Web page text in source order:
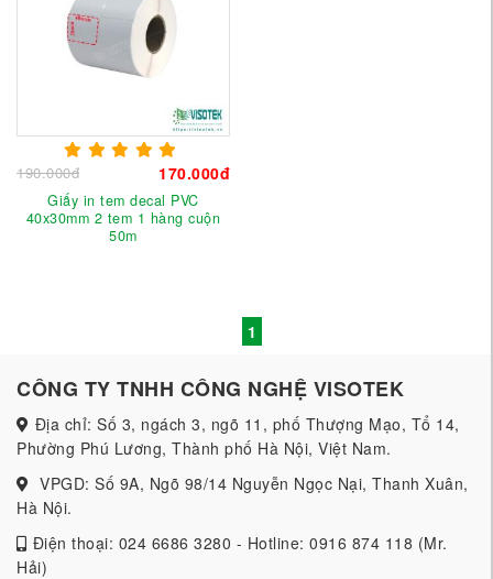
190.000đ 170.000đ
Giấy in tem decal PVC
40x30mm 2 tem 1 hàng cuộn
50m
1
CÔNG TY TNHH CÔNG NGHỆ VISOTEK
Địa chỉ: Số 3, ngách 3, ngõ 11, phố Thượng Mạo, Tổ 14,
Phường Phú Lương, Thành phố Hà Nội, Việt Nam.
VPGD: Số 9A, Ngõ 98/14 Nguyễn Ngọc Nại, Thanh Xuân,
Hà Nội.
Điện thoại: 024 6686 3280 - Hotline: 0916 874 118 (Mr.
Hải)